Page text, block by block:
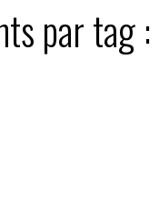
par tag :